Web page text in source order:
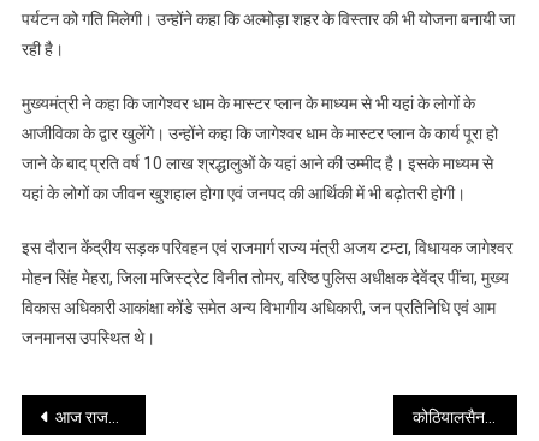
पर्यटन को गति मिलेगी। उन्होंने कहा कि अल्मोड़ा शहर के विस्तार की भी योजना बनायी जा
रही है।
मुख्यमंत्री ने कहा कि जागेश्वर धाम के मास्टर प्लान के माध्यम से भी यहां के लोगों के
आजीविका के द्वार खुलेंगे। उन्होंने कहा कि जागेश्वर धाम के मास्टर प्लान के कार्य पूरा हो
जाने के बाद प्रति वर्ष 10 लाख श्रद्धालुओं के यहां आने की उम्मीद है। इसके माध्यम से
यहां के लोगों का जीवन खुशहाल होगा एवं जनपद की आर्थिकी में भी बढ़ोतरी होगी।
इस दौरान केंद्रीय सड़क परिवहन एवं राजमार्ग राज्य मंत्री अजय टम्टा, विधायक जागेश्वर
मोहन सिंह मेहरा, जिला मजिस्ट्रेट विनीत तोमर, वरिष्ठ पुलिस अधीक्षक देवेंद्र पींचा, मुख्य
विकास अधिकारी आकांक्षा कोंडे समेत अन्य विभागीय अधिकारी, जन प्रतिनिधि एवं आम
जनमानस उपस्थित थे।
Post
आज राजभवन में उत्तराखण्ड की लोक संस्कृति और पर्यावरण संरक्षण का पर्व ‘‘हरेला’’ मनाया गया